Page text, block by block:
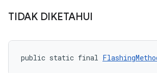
TIDAK DIKETAHUI
public static final